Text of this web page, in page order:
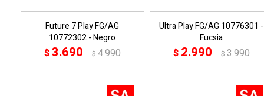
Future 7 Play FG/AG
10772302 - Negro
$3.690 $4.990
Ultra Play FG/AG 10776301 -
Fucsia
$ 2.990 $3.990